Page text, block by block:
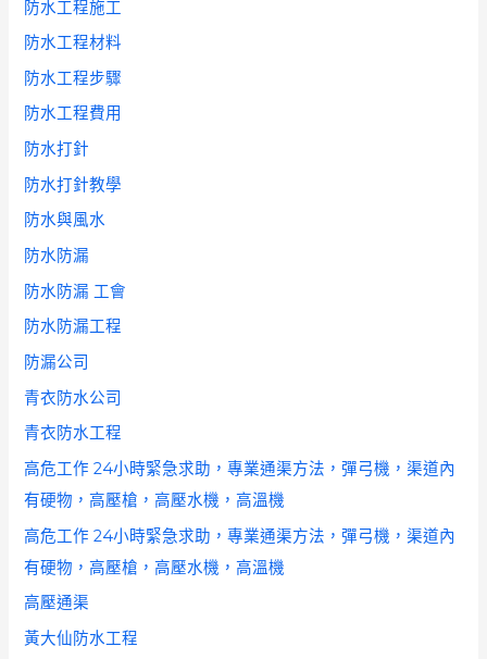
防水工程施工
防水工程材料
防水工程步驟
防水工程費用
防水打針
防水打針教學
防水與風水
防水防漏
防水防漏 工會
防水防漏工程
防漏公司
青衣防水公司
青衣防水工程
高危工作 24小時緊急求助，專業通渠方法，彈弓機，渠道內
有硬物，高壓槍，高壓水機，高溫機
高危工作 24小時緊急求助，專業通渠方法，彈弓機，渠道內
有硬物，高壓槍，高壓水機，高溫機
高壓通渠
黃大仙防水工程